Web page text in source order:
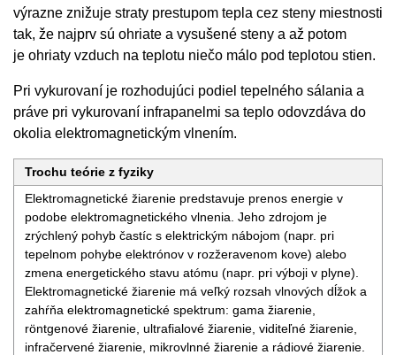
výrazne znižuje straty prestupom tepla cez steny miestnosti
tak, že najprv sú ohriate a vysušené steny a až potom
je ohriaty vzduch na teplotu niečo málo pod teplotou stien.
Pri vykurovaní je rozhodujúci podiel tepelného sálania a
práve pri vykurovaní infrapanelmi sa teplo odovzdáva do
okolia elektromagnetickým vlnením.
Trochu teórie z fyziky
Elektromagnetické žiarenie predstavuje prenos energie v
podobe elektromagnetického vlnenia. Jeho zdrojom je
zrýchlený pohyb častíc s elektrickým nábojom (napr. pri
tepelnom pohybe elektrónov v rozžeravenom kove) alebo
zmena energetického stavu atómu (napr. pri výboji v plyne).
Elektromagnetické žiarenie má veľký rozsah vlnových dĺžok a
zahŕňa elektromagnetické spektrum: gama žiarenie,
röntgenové žiarenie, ultrafialové žiarenie, viditeľné žiarenie,
infračervené žiarenie, mikrovlnné žiarenie a rádiové žiarenie.